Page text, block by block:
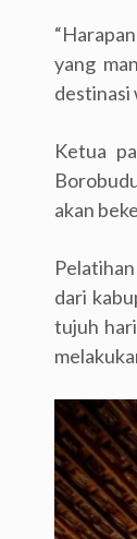
yang
destinasi
Ketua
akan
dari
tujuh